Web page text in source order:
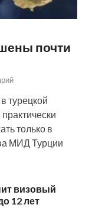
почти
турецкой
только в
МИД Турции
визовый
12 лет